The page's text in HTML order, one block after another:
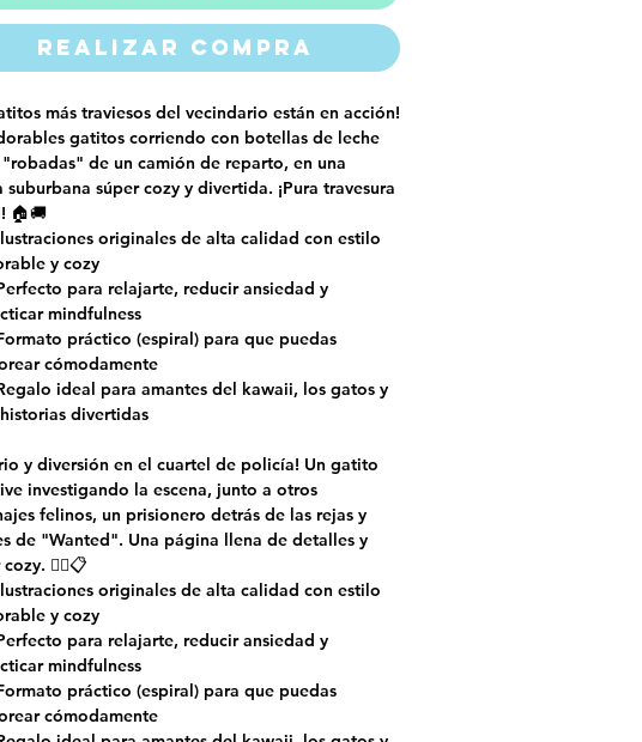
Realizar compra
más traviesos del vecindario están en acción!
gatitos corriendo con botellas de leche
"robadas" de un camión de reparto, en una
suburbana súper cozy y divertida. ¡Pura travesura
🏠🚚
originales de alta calidad con estilo
y cozy
para relajarte, reducir ansiedad y
mindfulness
práctico (espiral) para que puedas
cómodamente
ideal para amantes del kawaii, los gatos y
divertidas
y diversión en el cuartel de policía! Un gatito
investigando la escena, junto a otros
felinos, un prisionero detrás de las rejas y
de "Wanted". Una página llena de detalles y
cozy. 🕵️‍♂️📋
originales de alta calidad con estilo
y cozy
para relajarte, reducir ansiedad y
mindfulness
práctico (espiral) para que puedas
cómodamente